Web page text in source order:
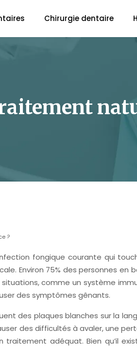
Chirurgie dentaire
?
fongique courante qui
Environ 75% des personnes
comme un système
des symptômes gênants.
des plaques blanches sur la
des difficultés à avaler, une
adéquat. Bien qu’il